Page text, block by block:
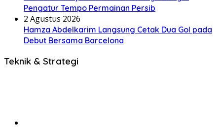
Pengatur Tempo Permainan Persib
2 Agustus 2026
Hamza Abdelkarim Langsung Cetak Dua Gol pada
Debut Bersama Barcelona
Teknik & Strategi